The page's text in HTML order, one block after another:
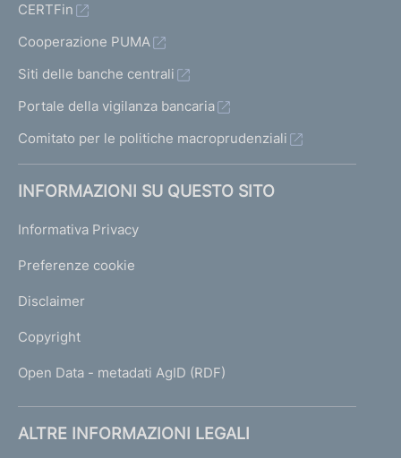
CERTFin
Cooperazione PUMA
Siti delle banche centrali
Portale della vigilanza bancaria
Comitato per le politiche macroprudenziali
INFORMAZIONI SU QUESTO SITO
Informativa Privacy
Preferenze cookie
Disclaimer
Copyright
Open Data - metadati AgID (RDF)
ALTRE INFORMAZIONI LEGALI